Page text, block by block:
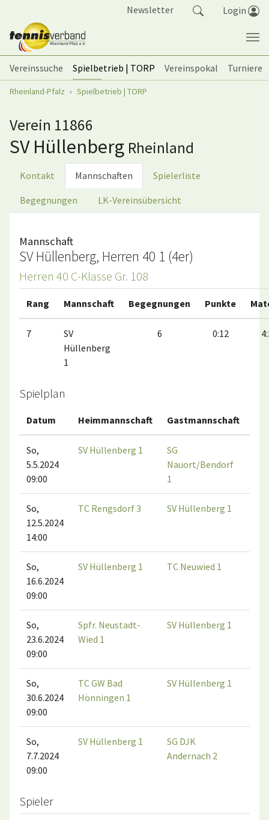
Newsletter Login
Vereinssuche Spielbetrieb | TORP Vereinspokal
Turniere
Sie sind hier:
Rheinland-Pfalz Spielbetrieb | TORP
Verein 11866
SV Hüllenberg Rheinland
Kontakt Mannschaften Spielerliste
Begegnungen LK-Vereinsübersicht
Mannschaft
SV Hüllenberg, Herren 40 1 (4er)
Herren 40 C-Klasse Gr. 108
Rang Mannschaft Begegnungen Punkte
7
SV
Hüllenberg
1
6 0:12
Spielplan
Datum Heimmannschaft Gastmannschaft
So,
5.5.2024
09:00
SV Hüllenberg 1
SG
Nauort/Bendorf
1
So,
12.5.2024
14:00
TC Rengsdorf 3 SV Hüllenberg 1
So,
16.6.2024
09:00
SV Hüllenberg 1 TC Neuwied 1
So,
23.6.2024
09:00
Spfr. Neustadt-
Wied 1
SV Hüllenberg 1
So,
30.6.2024
09:00
TC GW Bad
Hönningen 1
SV Hüllenberg 1
So,
7.7.2024
09:00
SV Hüllenberg 1
SG DJK
Andernach 2
Spieler